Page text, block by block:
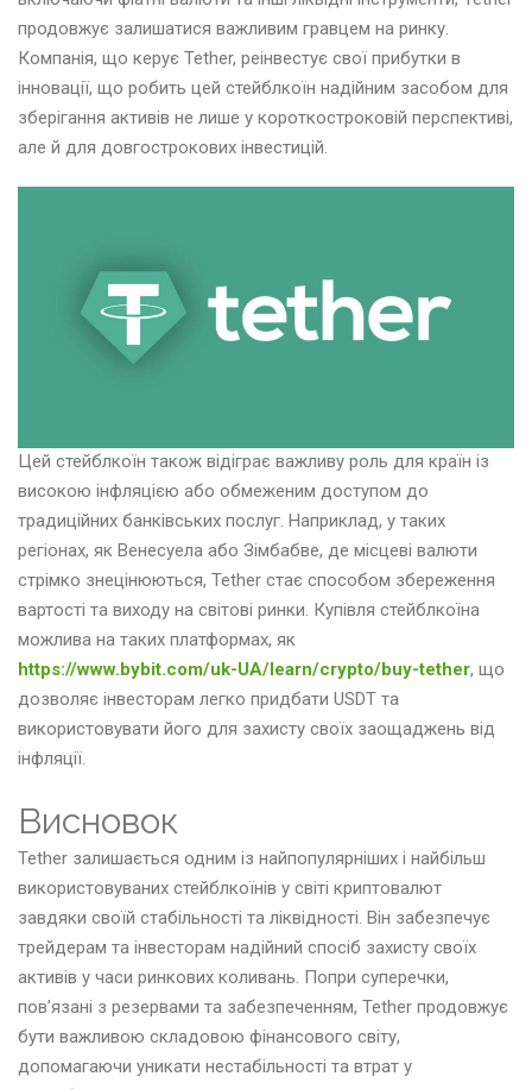
продовжує залишатися важливим гравцем на ринку.
Компанія, що керує Tether, реінвестує свої прибутки в
інновації, що робить цей стейблкоїн надійним засобом для
зберігання активів не лише у короткостроковій перспективі,
але й для довгострокових інвестицій.
Цей стейблкоїн також відіграє важливу роль для країн із
високою інфляцією або обмеженим доступом до
традиційних банківських послуг. Наприклад, у таких
регіонах, як Венесуела або Зімбабве, де місцеві валюти
стрімко знецінюються, Tether стає способом збереження
вартості та виходу на світові ринки. Купівля стейблкоїна
можлива на таких платформах, як
https://www.bybit.com/uk-UA/learn/crypto/buy-tether, що
дозволяє інвесторам легко придбати USDT та
використовувати його для захисту своїх заощаджень від
інфляції.
Висновок
Tether залишається одним із найпопулярніших і найбільш
використовуваних стейблкоїнів у світі криптовалют
завдяки своїй стабільності та ліквідності. Він забезпечує
трейдерам та інвесторам надійний спосіб захисту своїх
активів у часи ринкових коливань. Попри суперечки,
пов’язані з резервами та забезпеченням, Tether продовжує
бути важливою складовою фінансового світу,
допомагаючи уникати нестабільності та втрат у